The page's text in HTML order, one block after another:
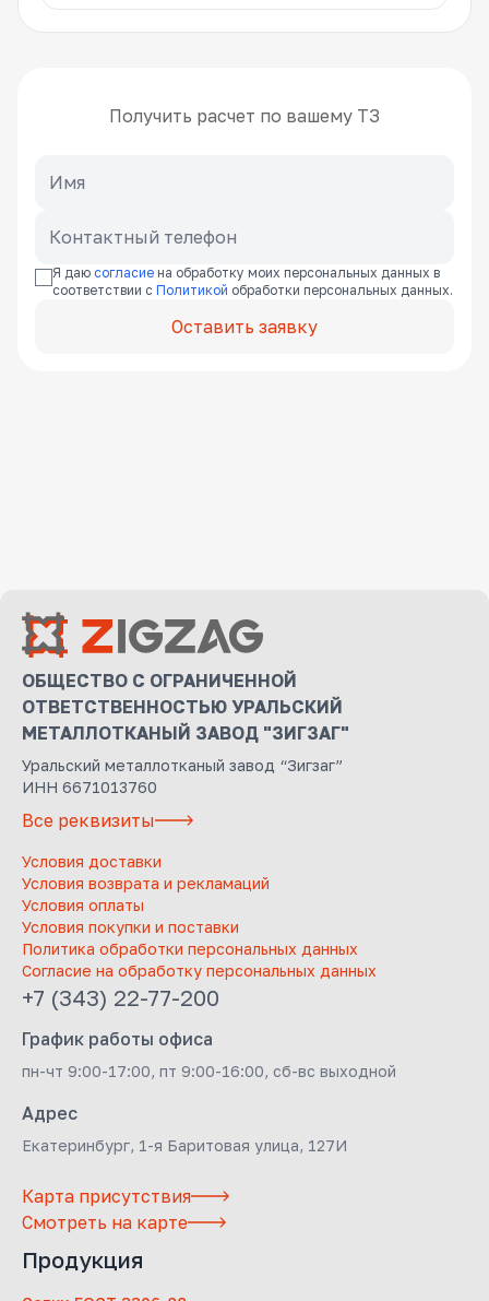
Получить расчет по вашему ТЗ
Я даю согласие на обработку моих персональных данных в
соответствии с Политикой обработки персональных данных.
Оставить заявку
ОБЩЕСТВО С ОГРАНИЧЕННОЙ
ОТВЕТСТВЕННОСТЬЮ УРАЛЬСКИЙ
МЕТАЛЛОТКАНЫЙ ЗАВОД "ЗИГЗАГ"
Уральский металлотканый завод “Зигзаг”
ИНН 6671013760
Все реквизиты
Условия доставки
Условия возврата и рекламаций
Условия оплаты
Условия покупки и поставки
Политика обработки персональных данных
Согласие на обработку персональных данных
+7 (343) 22-77-200
График работы офиса
пн-чт 9:00-17:00, пт 9:00-16:00, сб-вс выходной
Адрес
Екатеринбург, 1-я Баритовая улица, 127И
Карта присутствия
Смотреть на карте
Продукция